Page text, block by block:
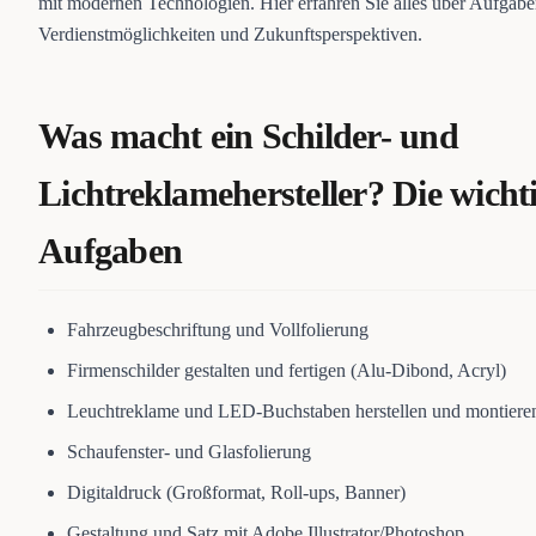
Verdienstmöglichkeiten und Zukunftsperspektiven.
Was macht ein Schilder- und
Lichtreklamehersteller? Die
Aufgaben
Fahrzeugbeschriftung und Vollfolierung
Firmenschilder gestalten und fertigen (Alu-Dibond, Acryl)
Leuchtreklame und LED-Buchstaben herstellen und
Schaufenster- und Glasfolierung
Digitaldruck (Großformat, Roll-ups, Banner)